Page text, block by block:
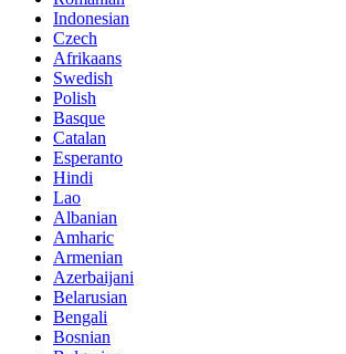
Indonesian
Czech
Afrikaans
Swedish
Polish
Basque
Catalan
Esperanto
Hindi
Lao
Albanian
Amharic
Armenian
Azerbaijani
Belarusian
Bengali
Bosnian